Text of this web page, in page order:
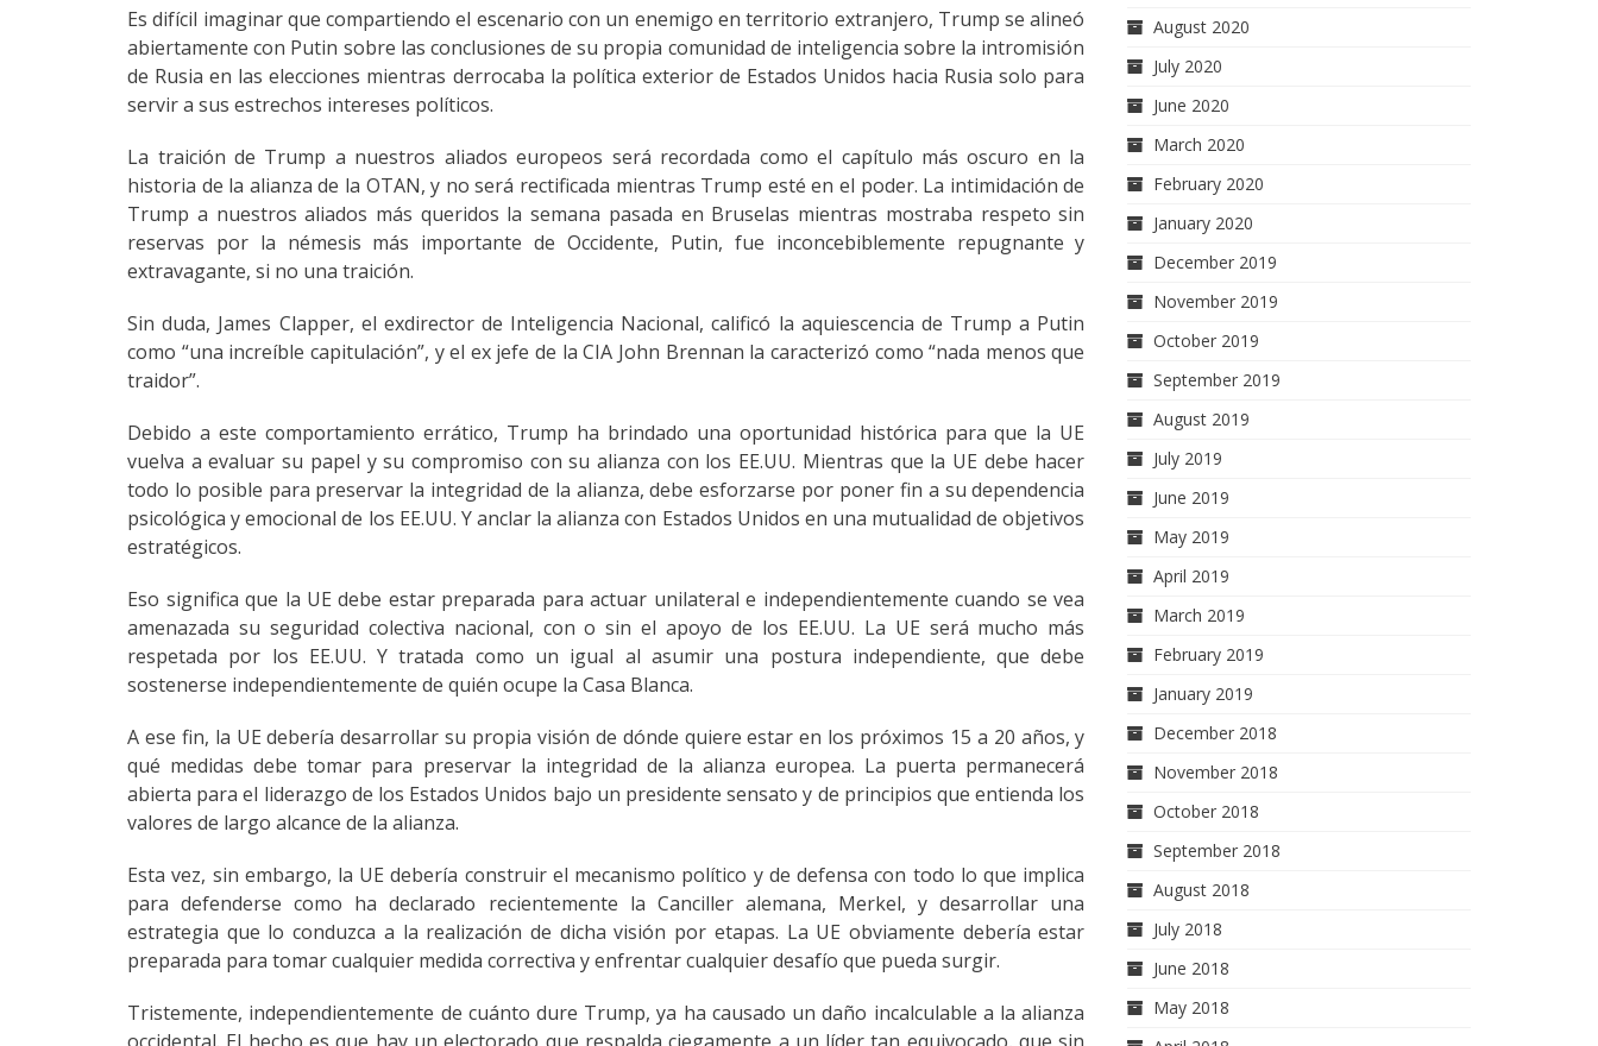
Es difícil imaginar que compartiendo el escenario con un enemigo en territorio extranjero, Trump se alineó
abiertamente con Putin sobre las conclusiones de su propia comunidad de inteligencia sobre la intromisión
de Rusia en las elecciones mientras derrocaba la política exterior de Estados Unidos hacia Rusia solo para
servir a sus estrechos intereses políticos.
La traición de Trump a nuestros aliados europeos será recordada como el capítulo más oscuro en la
historia de la alianza de la OTAN, y no será rectificada mientras Trump esté en el poder. La intimidación de
Trump a nuestros aliados más queridos la semana pasada en Bruselas mientras mostraba respeto sin
reservas por la némesis más importante de Occidente, Putin, fue inconcebiblemente repugnante y
extravagante, si no una traición.
Sin duda, James Clapper, el exdirector de Inteligencia Nacional, calificó la aquiescencia de Trump a Putin
como “una increíble capitulación”, y el ex jefe de la CIA John Brennan la caracterizó como “nada menos que
traidor”.
Debido a este comportamiento errático, Trump ha brindado una oportunidad histórica para que la UE
vuelva a evaluar su papel y su compromiso con su alianza con los EE.UU. Mientras que la UE debe hacer
todo lo posible para preservar la integridad de la alianza, debe esforzarse por poner fin a su dependencia
psicológica y emocional de los EE.UU. Y anclar la alianza con Estados Unidos en una mutualidad de objetivos
estratégicos.
Eso significa que la UE debe estar preparada para actuar unilateral e independientemente cuando se vea
amenazada su seguridad colectiva nacional, con o sin el apoyo de los EE.UU. La UE será mucho más
respetada por los EE.UU. Y tratada como un igual al asumir una postura independiente, que debe
sostenerse independientemente de quién ocupe la Casa Blanca.
A ese fin, la UE debería desarrollar su propia visión de dónde quiere estar en los próximos 15 a 20 años, y
qué medidas debe tomar para preservar la integridad de la alianza europea. La puerta permanecerá
abierta para el liderazgo de los Estados Unidos bajo un presidente sensato y de principios que entienda los
valores de largo alcance de la alianza.
Esta vez, sin embargo, la UE debería construir el mecanismo político y de defensa con todo lo que implica
para defenderse como ha declarado recientemente la Canciller alemana, Merkel, y desarrollar una
estrategia que lo conduzca a la realización de dicha visión por etapas. La UE obviamente debería estar
preparada para tomar cualquier medida correctiva y enfrentar cualquier desafío que pueda surgir.
Tristemente, independientemente de cuánto dure Trump, ya ha causado un daño incalculable a la alianza
August 2020
July 2020
June 2020
March 2020
February 2020
January 2020
December 2019
November 2019
October 2019
September 2019
August 2019
July 2019
June 2019
May 2019
April 2019
March 2019
February 2019
January 2019
December 2018
November 2018
October 2018
September 2018
August 2018
July 2018
June 2018
May 2018